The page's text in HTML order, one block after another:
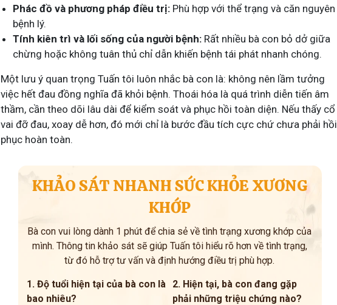
Phác đồ và phương pháp điều trị: Phù hợp với thể trạng và căn nguyên
bệnh lý.
Tính kiên trì và lối sống của người bệnh: Rất nhiều bà con bỏ dở giữa
chừng hoặc không tuân thủ chỉ dẫn khiến bệnh tái phát nhanh chóng.
Một lưu ý quan trọng Tuấn tôi luôn nhắc bà con là: không nên lầm tưởng
việc hết đau đồng nghĩa đã khỏi bệnh. Thoái hóa là quá trình diễn tiến âm
thầm, cần theo dõi lâu dài để kiểm soát và phục hồi toàn diện. Nếu thấy cổ
vai đỡ đau, xoay dễ hơn, đó mới chỉ là bước đầu tích cực chứ chưa phải hồi
phục hoàn toàn.
KHẢO SÁT NHANH SỨC KHỎE XƯƠNG
KHỚP
Bà con vui lòng dành 1 phút để chia sẻ về tình trạng xương khớp của
mình. Thông tin khảo sát sẽ giúp Tuấn tôi hiểu rõ hơn về tình trạng,
từ đó hỗ trợ tư vấn và định hướng điều trị phù hợp.
1. Độ tuổi hiện tại của bà con là
bao nhiêu?
2. Hiện tại, bà con đang gặp
phải những triệu chứng nào?